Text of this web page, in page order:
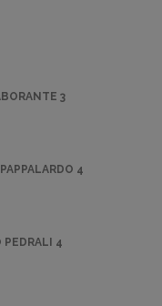
3
4
PEDRALI 4